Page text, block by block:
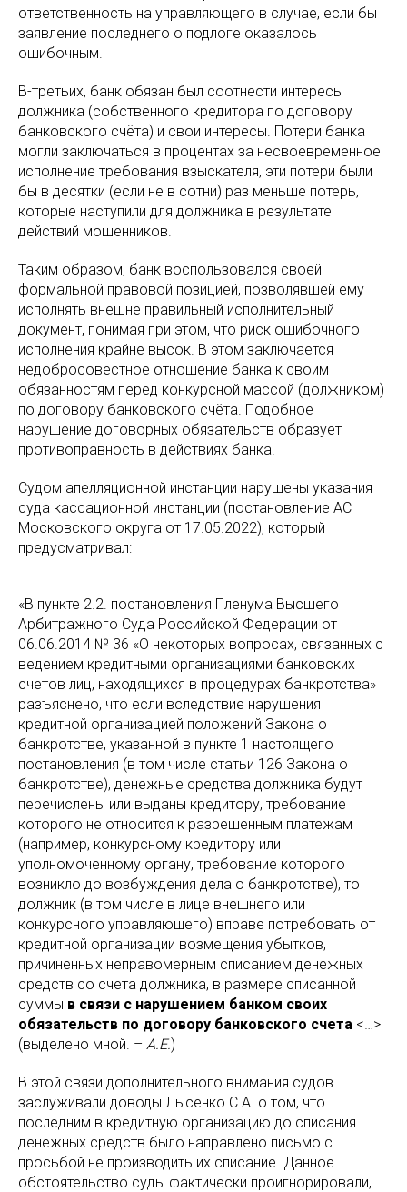
ответственность на управляющего в случае, если бы
заявление последнего о подлоге оказалось
ошибочным.
В-третьих, банк обязан был соотнести интересы
должника (собственного кредитора по договору
банковского счёта) и свои интересы. Потери банка
могли заключаться в процентах за несвоевременное
исполнение требования взыскателя, эти потери были
бы в десятки (если не в сотни) раз меньше потерь,
которые наступили для должника в результате
действий мошенников.
Таким образом, банк воспользовался своей
формальной правовой позицией, позволявшей ему
исполнять внешне правильный исполнительный
документ, понимая при этом, что риск ошибочного
исполнения крайне высок. В этом заключается
недобросовестное отношение банка к своим
обязанностям перед конкурсной массой (должником)
по договору банковского счёта. Подобное
нарушение договорных обязательств образует
противоправность в действиях банка.
Судом апелляционной инстанции нарушены указания
суда кассационной инстанции (постановление АС
Московского округа от 17.05.2022), который
предусматривал:
«В пункте 2.2. постановления Пленума Высшего
Арбитражного Суда Российской Федерации от
06.06.2014 № 36 «О некоторых вопросах, связанных с
ведением кредитными организациями банковских
счетов лиц, находящихся в процедурах банкротства»
разъяснено, что если вследствие нарушения
кредитной организацией положений Закона о
банкротстве, указанной в пункте 1 настоящего
постановления (в том числе статьи 126 Закона о
банкротстве), денежные средства должника будут
перечислены или выданы кредитору, требование
которого не относится к разрешенным платежам
(например, конкурсному кредитору или
уполномоченному органу, требование которого
возникло до возбуждения дела о банкротстве), то
должник (в том числе в лице внешнего или
конкурсного управляющего) вправе потребовать от
кредитной организации возмещения убытков,
причиненных неправомерным списанием денежных
средств со счета должника, в размере списанной
суммы в связи с нарушением банком своих
обязательств по договору банковского счета <…>
(выделено мной. – А.Е.)
В этой связи дополнительного внимания судов
заслуживали доводы Лысенко С.А. о том, что
последним в кредитную организацию до списания
денежных средств было направлено письмо с
просьбой не производить их списание. Данное
обстоятельство суды фактически проигнорировали,